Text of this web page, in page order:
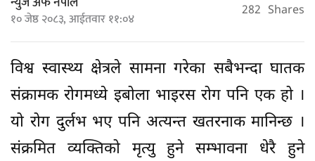
१० जेष्ठ २०८३, आईतवार ११:०४ 282 Shares
विश्व स्वास्थ्य क्षेत्रले सामना गरेका सबैभन्दा घातक
संक्रामक रोगमध्ये इबोला भाइरस रोग पनि एक हो ।
यो रोग दुर्लभ भए पनि अत्यन्त खतरनाक मानिन्छ ।
संक्रमित व्यक्तिको मृत्यु हुने सम्भावना धेरै हुने